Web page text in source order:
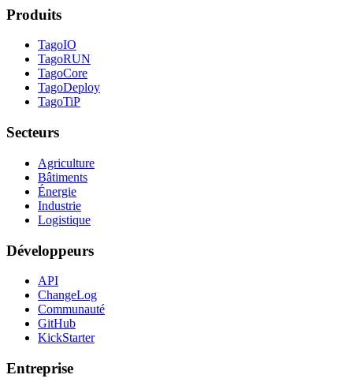
Produits
TagoIO
TagoRUN
TagoCore
TagoDeploy
TagoTiP
Secteurs
Agriculture
Bâtiments
Énergie
Industrie
Logistique
Développeurs
API
ChangeLog
Communauté
GitHub
KickStarter
Entreprise